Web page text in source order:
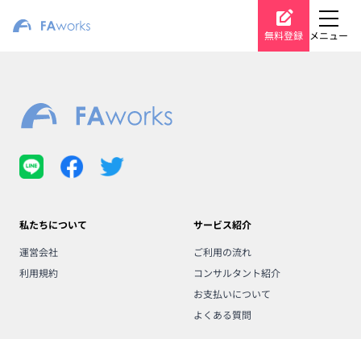
無料登録 メニュー
私たちについて
運営会社
利用規約
サービス紹介
ご利用の流れ
コンサルタント紹介
お支払いについて
よくある質問